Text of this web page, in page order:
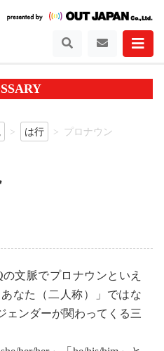
は行 プロナウン
文脈でプロナウンといえ
なた（二人称）」ではな
ェンダーが関わってくる三